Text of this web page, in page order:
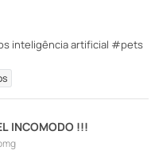
inteligência artificial #pets
INCOMODO !!!